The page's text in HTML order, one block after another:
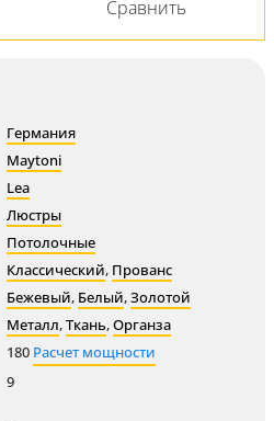
Германия
Maytoni
Lea
Люстры
Потолочные
Классический, Прованс
Бежевый, Белый,Золотой
Металл,Ткань,Органза
180 Расчет мощности
9